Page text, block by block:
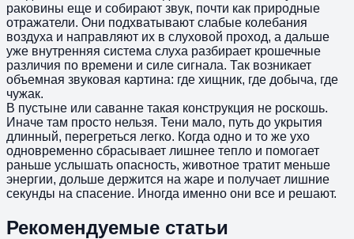
раковины еще и собирают звук, почти как природные
отражатели. Они подхватывают слабые колебания
воздуха и направляют их в слуховой проход, а дальше
уже внутренняя система слуха разбирает крошечные
различия по времени и силе сигнала. Так возникает
объемная звуковая картина: где хищник, где добыча, где
чужак.
В пустыне или саванне такая конструкция не роскошь.
Иначе там просто нельзя. Тени мало, путь до укрытия
длинный, перегреться легко. Когда одно и то же ухо
одновременно сбрасывает лишнее тепло и помогает
раньше услышать опасность, животное тратит меньше
энергии, дольше держится на жаре и получает лишние
секунды на спасение. Иногда именно они все и решают.
Рекомендуемые статьи